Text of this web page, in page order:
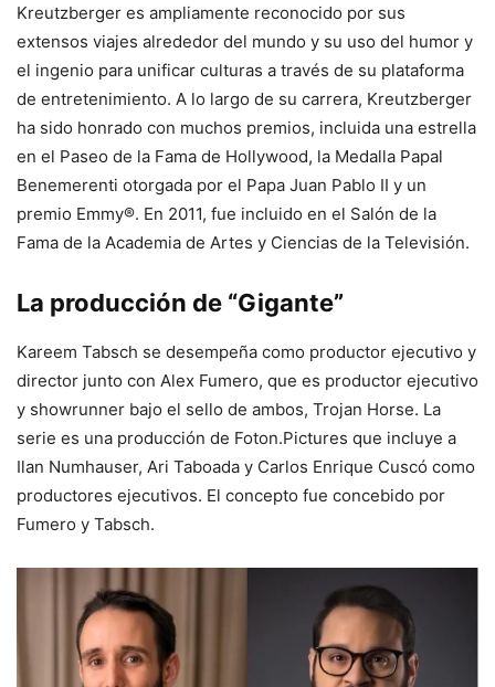
Kreutzberger es ampliamente reconocido por sus
extensos viajes alrededor del mundo y su uso del humor y
el ingenio para unificar culturas a través de su plataforma
de entretenimiento. A lo largo de su carrera, Kreutzberger
ha sido honrado con muchos premios, incluida una estrella
en el Paseo de la Fama de Hollywood, la Medalla Papal
Benemerenti otorgada por el Papa Juan Pablo II y un
premio Emmy®. En 2011, fue incluido en el Salón de la
Fama de la Academia de Artes y Ciencias de la Televisión.
La producción de “Gigante”
Kareem Tabsch se desempeña como productor ejecutivo y
director junto con Alex Fumero, que es productor ejecutivo
y showrunner bajo el sello de ambos, Trojan Horse. La
serie es una producción de Foton.Pictures que incluye a
Ilan Numhauser, Ari Taboada y Carlos Enrique Cuscó como
productores ejecutivos. El concepto fue concebido por
Fumero y Tabsch.